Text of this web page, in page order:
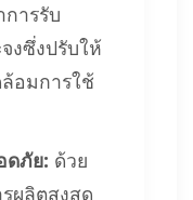
การรับ
งซึ่งปรับให้
อมการใช้
ดภัย: ด้วย
ผลิตสูงสุด